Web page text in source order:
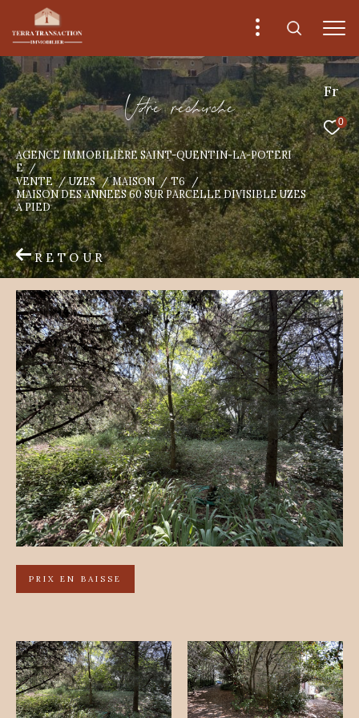
Fr
0
Vore recece
AGENCE IMMOBILIÈRE SAINT-QUENTIN-LA-POTERI
E
VENTE
UZES MAISON
T6
MAISON DES ANNEES 60 SUR PARCELLE DIVISIBLE UZES
A PIED
RETOUR
PRIX EN BAISSE